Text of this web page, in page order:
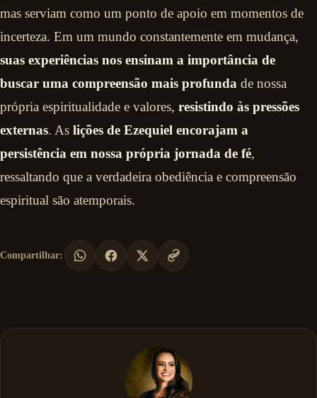
mas serviam como um ponto de apoio em momentos de
incerteza. Em um mundo constantemente em mudança,
suas experiências nos ensinam a importância de
buscar uma compreensão mais profunda de nossa
própria espiritualidade e valores, resistindo às pressões
externas. As lições de Ezequiel encorajam a
persistência em nossa própria jornada de fé,
ressaltando que a verdadeira obediência e compreensão
espiritual são atemporais.
Compartilhar: